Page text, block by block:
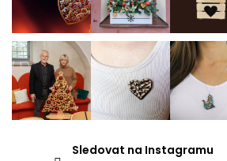
Sledovat na Instagramu